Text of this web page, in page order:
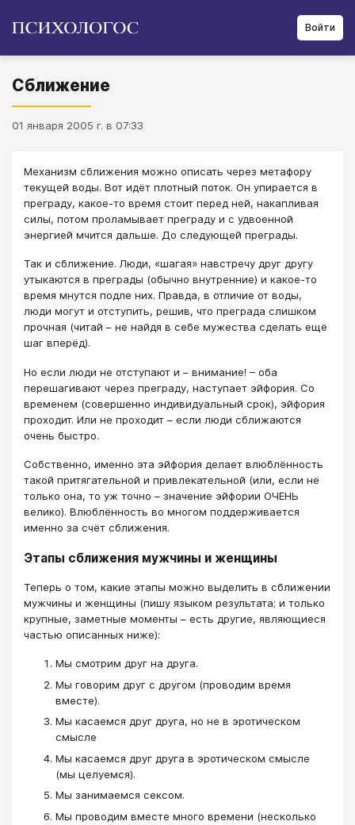
Войти
Сближение
01 января 2005 г. в 07:33
Механизм сближения можно описать через метафору
текущей воды. Вот идёт плотный поток. Он упирается в
преграду, какое-то время стоит перед ней, накапливая
силы, потом проламывает преграду и с удвоенной
энергией мчится дальше. До следующей преграды.
Так и сближение. Люди, «шагая» навстречу друг другу
утыкаются в преграды (обычно внутренние) и какое-то
время мнутся подле них. Правда, в отличие от воды,
люди могут и отступить, решив, что преграда слишком
прочная (читай – не найдя в себе мужества сделать ещё
шаг вперёд).
Но если люди не отступают и – внимание! – оба
перешагивают через преграду, наступает эйфория. Со
временем (совершенно индивидуальный срок), эйфория
проходит. Или не проходит – если люди сближаются
очень быстро.
Собственно, именно эта эйфория делает влюблённость
такой притягательной и привлекательной (или, если не
только она, то уж точно – значение эйфории ОЧЕНЬ
велико). Влюблённость во многом поддерживается
именно за счёт сближения.
Этапы сближения мужчины и женщины
Теперь о том, какие этапы можно выделить в сближении
мужчины и женщины (пишу языком результата; и только
крупные, заметные моменты – есть другие, являющиеся
частью описанных ниже):
Мы смотрим друг на друга.
Мы говорим друг с другом (проводим время
вместе).
Мы касаемся друг друга, но не в эротическом
смысле
Мы касаемся друг друга в эротическом смысле
(мы целуемся).
Мы занимаемся сексом.
Мы проводим вместе много времени (несколько